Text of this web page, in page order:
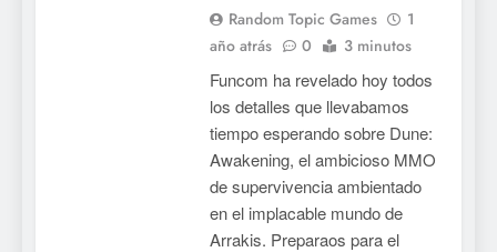
Random Topic Games
1
año atrás
0 3 minutos
Funcom ha revelado hoy todos
los detalles que llevabamos
tiempo esperando sobre Dune:
Awakening, el ambicioso MMO
de supervivencia ambientado
en el implacable mundo de
Arrakis. Preparaos para el